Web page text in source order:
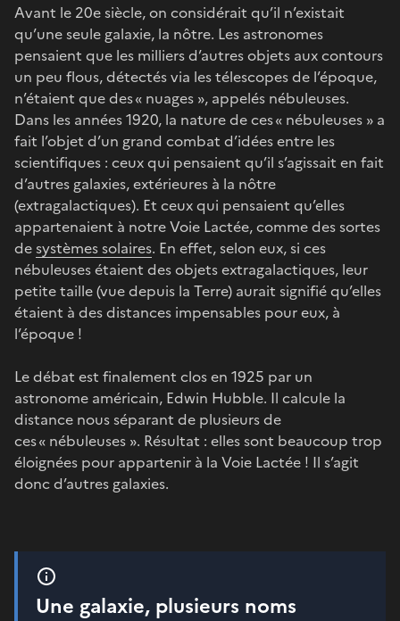
Avant le 20e siècle, on considérait qu’il n’existait
qu’une seule galaxie, la nôtre. Les astronomes
pensaient que les milliers d’autres objets aux contours
un peu flous, détectés via les télescopes de l’époque,
n’étaient que des « nuages », appelés nébuleuses.
Dans les années 1920, la nature de ces « nébuleuses » a
fait l’objet d’un grand combat d’idées entre les
scientifiques : ceux qui pensaient qu’il s’agissait en fait
d’autres galaxies, extérieures à la nôtre
(extragalactiques). Et ceux qui pensaient qu’elles
appartenaient à notre Voie Lactée, comme des sortes
desystèmes solaires. En effet, selon eux, si ces
nébuleuses étaient des objets extragalactiques, leur
petite taille (vue depuis la Terre) aurait signifié qu’elles
étaient à des distances impensables pour eux, à
l’époque !
Le débat est finalement clos en 1925 par un
astronome américain, Edwin Hubble. Il calcule la
distance nous séparant de plusieurs de
ces « nébuleuses ». Résultat : elles sont beaucoup trop
éloignées pour appartenir à la Voie Lactée ! Il s’agit
donc d’autres galaxies.
Une galaxie, plusieurs noms